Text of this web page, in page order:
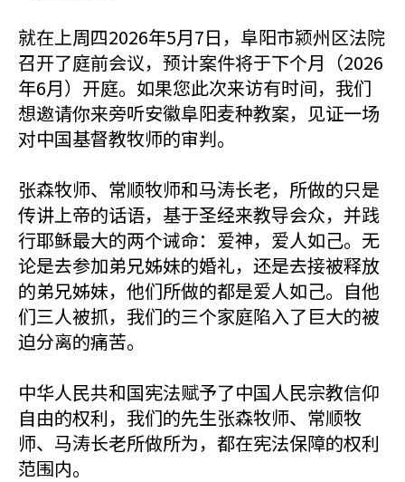
就在上周四2026年5月7日，阜阳市颍州区法院
召开了庭前会议，预计案件将于下个月（2026
年6月）开庭。如果您此次来访有时间，我们
想邀请你来旁听安徽阜阳麦种教案，见证一场
对中国基督教牧师的审判。
张森牧师、常顺牧师和马涛长老，所做的只是
传讲上帝的话语，基于圣经来教导会众，并践
行耶稣最大的两个诫命：爱神，爱人如己。无
论是去参加弟兄姊妹的婚礼，还是去接被释放
的弟兄姊妹，他们所做的都是爱人如己。自他
们三人被抓，我们的三个家庭陷入了巨大的被
迫分离的痛苦。
中华人民共和国宪法赋予了中国人民宗教信仰
自由的权利，我们的先生张森牧师、常顺牧
师、马涛长老所做所为，都在宪法保障的权利
范围内。